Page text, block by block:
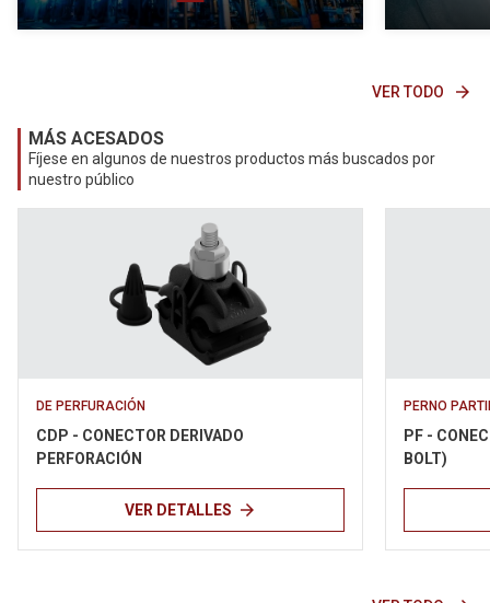
Construcción civil
VER TODO arrow_forward
MÁS ACESADOS
Fíjese en algunos de nuestros productos más buscados por
nuestro público
DE PERFURACIÓN
CDP - CONECTOR DERIVADO
PERFORACIÓN
VER DETALLES arrow_forward
PERNO
PF -
BOLT)